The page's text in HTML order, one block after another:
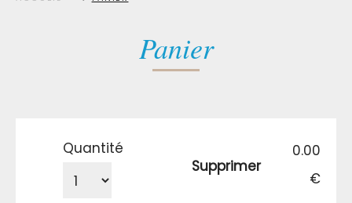
Panier
Quantité
Supprimer
0.00
€